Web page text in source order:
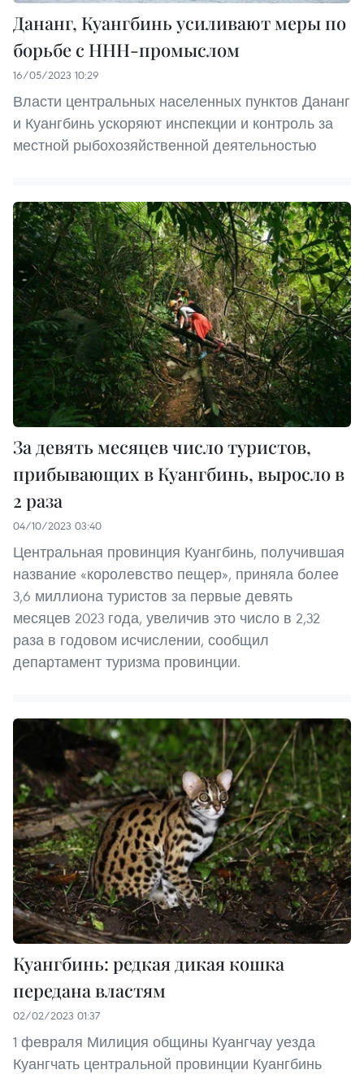
Дананг, Куангбинь усиливают меры по
борьбе с ННН-промыслом
16/05/2023 10:29
Власти центральных населенных пунктов Дананг
и Куангбинь ускоряют инспекции и контроль за
местной рыбохозяйственной деятельностью
За девять месяцев число туристов,
прибывающих в Куангбинь, выросло в
2 раза
04/10/2023 03:40
Центральная провинция Куангбинь, получившая
название «королевство пещер», приняла более
3,6 миллиона туристов за первые девять
месяцев 2023 года, увеличив это число в 2,32
раза в годовом исчислении, сообщил
департамент туризма провинции.
Куангбинь: редкая дикая кошка
передана властям
02/02/2023 01:37
1 февраля Милиция общины Куангчау уезда
Куангчать центральной провинции Куангбинь